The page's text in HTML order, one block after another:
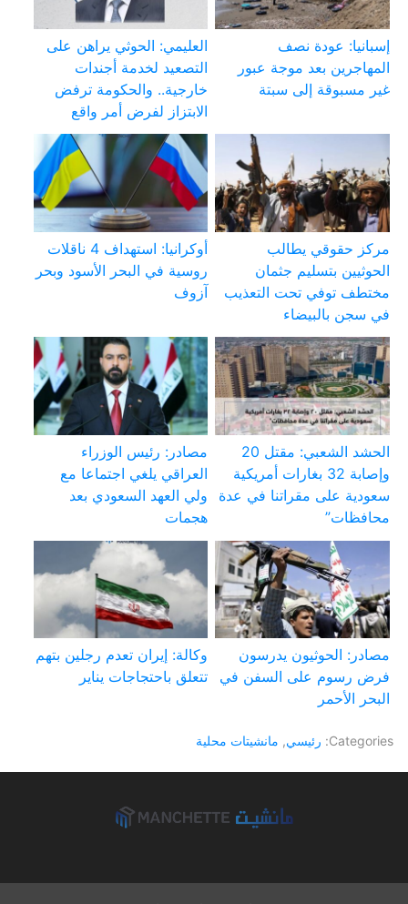
إسبانيا: عودة نصف
المهاجرين بعد موجة عبور
غير مسبوقة إلى سبتة
العليمي: الحوثي يراهن على
التصعيد لخدمة أجندات
خارجية.. والحكومة ترفض
الابتزاز لفرض أمر واقع
مركز حقوقي يطالب
الحوثيين بتسليم جثمان
مختطف توفي تحت التعذيب
في سجن بالبيضاء
أوكرانيا: استهداف 4 ناقلات
روسية في البحر الأسود وبحر
آزوف
الحشد الشعبي: مقتل 20
وإصابة 32 بغارات أمريكية
سعودية على مقراتنا في عدة
محافظات”
مصادر: رئيس الوزراء
العراقي يلغي اجتماعا مع
ولي العهد السعودي بعد
هجمات
مصادر: الحوثيون يدرسون
فرض رسوم على السفن في
البحر الأحمر
وكالة: إيران تعدم رجلين بتهم
تتعلق باحتجاجات يناير
Categories: رئيسي, مانشيتات محلية